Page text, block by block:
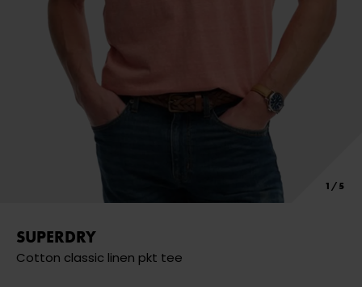
SUPERDRY
Cotton classic linen pkt tee